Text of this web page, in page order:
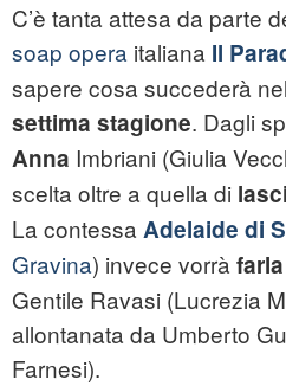
C’è tanta attesa da parte
soap opera italiana Il
sapere cosa succederà
settima stagione. Dagli
Anna Imbriani (Giulia
scelta oltre a quella di
La contessa Adelaide di
Gravina) invece vorrà
Gentile Ravasi (Lucrezia
allontanata da Umberto
Farnesi).